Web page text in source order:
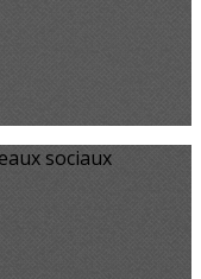
sociaux